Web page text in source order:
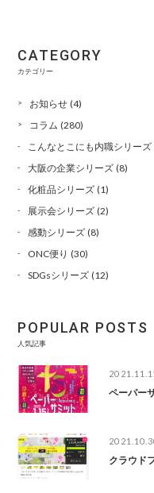
CATEGORY
カテゴリー
お知らせ(4)
コラム (280)
こんなとこにも内職シリーズ
大阪の企業シリーズ(8)
化粧品シリーズ(1)
展示会シリーズ(2)
感動シリーズ(8)
ONC便り (30)
SDGsシリーズ(12)
POPULAR POSTS
人気記事
ペーパー
クラウド